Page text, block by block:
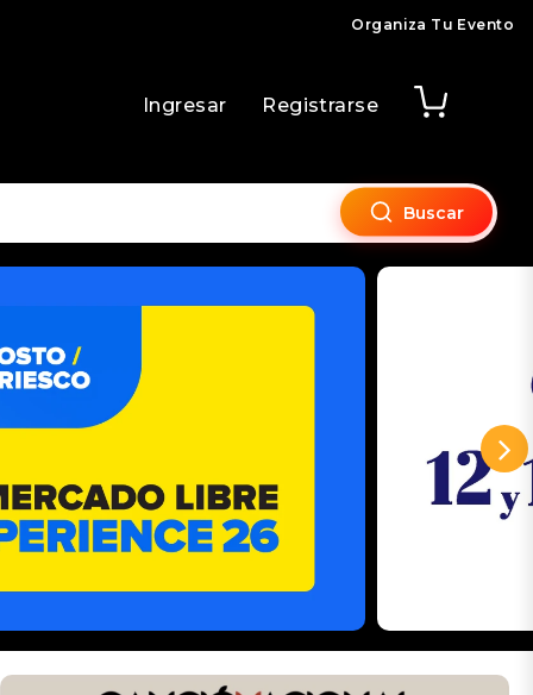
Organiza Tu Evento
Ingresar Registrarse
Buscar